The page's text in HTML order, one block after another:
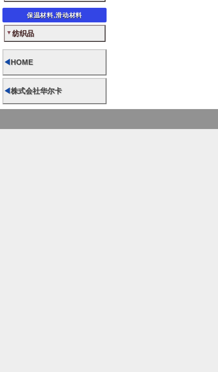
保温材料,滑动材料
纺织品
◀HOME
◀株式会社华尔卡